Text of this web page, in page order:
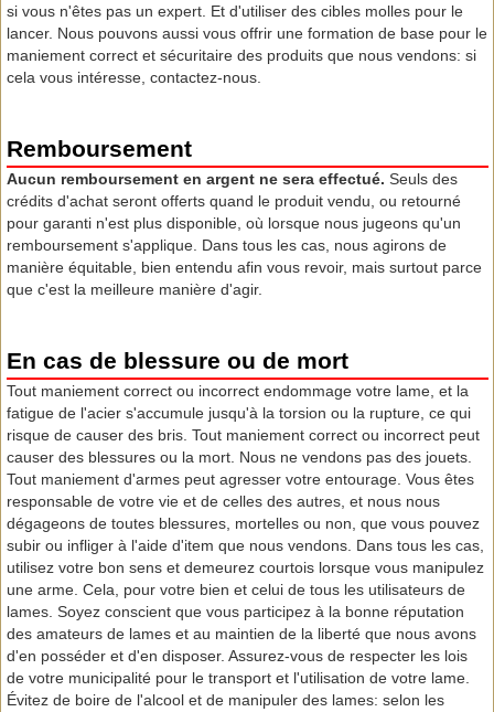
si vous n'êtes pas un expert. Et d'utiliser des cibles molles pour le
lancer. Nous pouvons aussi vous offrir une formation de base pour le
maniement correct et sécuritaire des produits que nous vendons: si
cela vous intéresse, contactez-nous.
Remboursement
Aucun remboursement en argent ne sera effectué. Seuls des
crédits d'achat seront offerts quand le produit vendu, ou retourné
pour garanti n'est plus disponible, où lorsque nous jugeons qu'un
remboursement s'applique. Dans tous les cas, nous agirons de
manière équitable, bien entendu afin vous revoir, mais surtout parce
que c'est la meilleure manière d'agir.
En cas de blessure ou de mort
Tout maniement correct ou incorrect endommage votre lame, et la
fatigue de l'acier s'accumule jusqu'à la torsion ou la rupture, ce qui
risque de causer des bris. Tout maniement correct ou incorrect peut
causer des blessures ou la mort. Nous ne vendons pas des jouets.
Tout maniement d'armes peut agresser votre entourage. Vous êtes
responsable de votre vie et de celles des autres, et nous nous
dégageons de toutes blessures, mortelles ou non, que vous pouvez
subir ou infliger à l'aide d'item que nous vendons. Dans tous les cas,
utilisez votre bon sens et demeurez courtois lorsque vous manipulez
une arme. Cela, pour votre bien et celui de tous les utilisateurs de
lames. Soyez conscient que vous participez à la bonne réputation
des amateurs de lames et au maintien de la liberté que nous avons
d'en posséder et d'en disposer. Assurez-vous de respecter les lois
de votre municipalité pour le transport et l'utilisation de votre lame.
Évitez de boire de l'alcool et de manipuler des lames: selon les